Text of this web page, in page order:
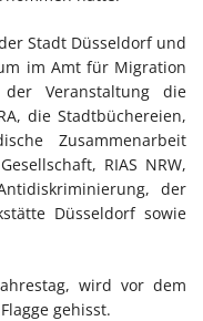
Stadt Düsseldorf und
im Amt für Migration
Veranstaltung die
die Stadtbüchereien,
Zusammenarbeit
RIAS NRW,
der
Düsseldorf sowie
wird vor dem
gehisst.